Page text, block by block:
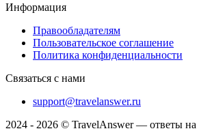
Информация
Правообладателям
Пользовательское соглашение
Политика конфиденциальности
Связаться с нами
support@travelanswer.ru
2024 - 2026 © TravelAnswer — ответы на